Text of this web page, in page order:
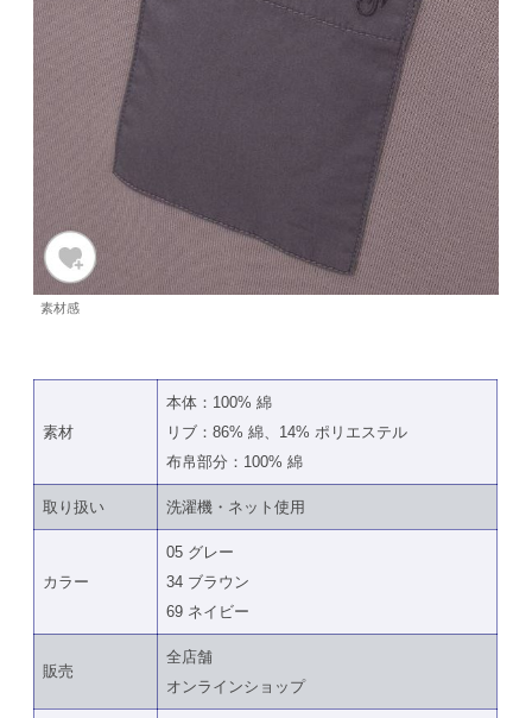
素材感
素材
本体：100% 綿
リブ：86% 綿、14% ポリエステル
布帛部分：100% 綿
取り扱い 洗濯機・ネット使用
カラー
05 グレー
34 ブラウン
69 ネイビー
販売
全店舗
オンラインショップ